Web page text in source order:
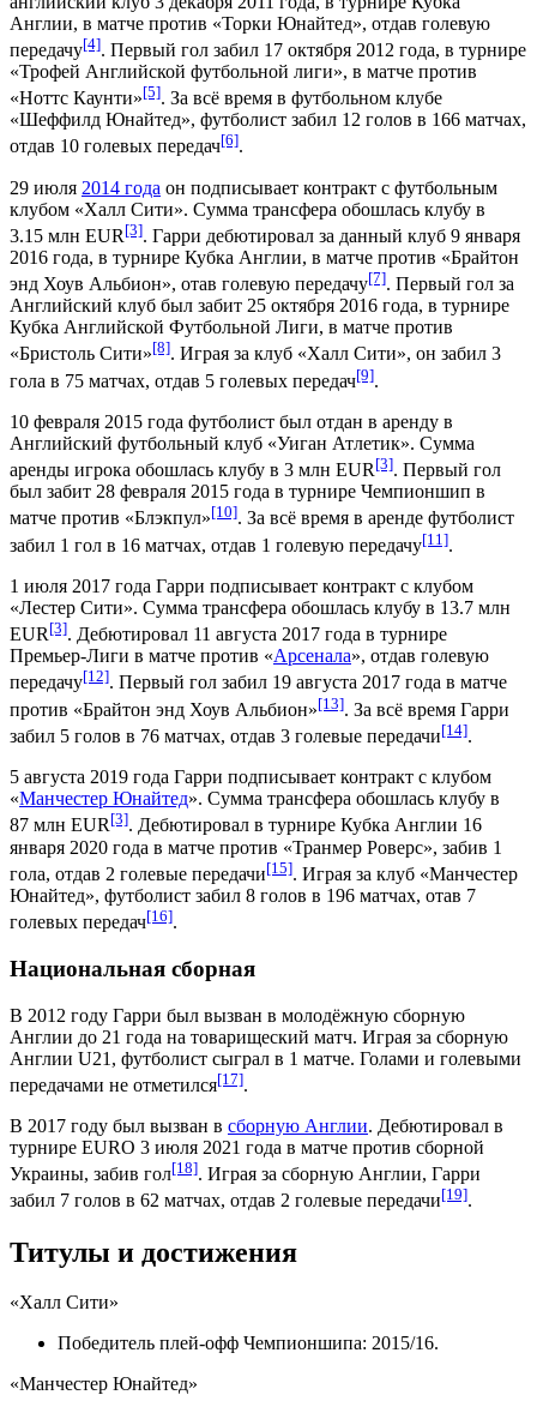
Англии, в матче против «Торки Юнайтед», отдав голевую
передачу[4]. Первый гол забил 17 октября 2012 года, в турнире
«Трофей Английской футбольной лиги», в матче против
«Ноттс Каунти»[5]. За всё время в футбольном клубе
«Шеффилд Юнайтед», футболист забил 12 голов в 166 матчах,
отдав 10 голевых передач[6].
29 июля 2014 года он подписывает контракт с футбольным
клубом «Халл Сити». Сумма трансфера обошлась клубу в
3.15 млн EUR [3]. Гарри дебютировал за данный клуб 9 января
2016 года, в турнире Кубка Англии, в матче против «Брайтон
энд Хоув Альбион», отав голевую передачу[7]. Первый гол за
Английский клуб был забит 25 октября 2016 года, в турнире
Кубка Английской Футбольной Лиги, в матче против
«Бристоль Сити»[8]. Играя за клуб «Халл Сити», он забил 3
гола в 75 матчах, отдав 5 голевых передач[9].
10 февраля 2015 года футболист был отдан в аренду в
Английский футбольный клуб «Уиган Атлетик». Сумма
аренды игрока обошлась клубу в 3 млн EUR [3]. Первый гол
был забит 28 февраля 2015 года в турнире Чемпионшип в
матче против «Блэкпул»[10]. За всё время в аренде футболист
забил 1 гол в 16 матчах, отдав 1 голевую передачу[11].
1 июля 2017 года Гарри подписывает контракт с клубом
«Лестер Сити». Сумма трансфера обошлась клубу в 13.7 млн
EUR [3]. Дебютировал 11 августа 2017 года в турнире
Премьер-Лиги в матче против «Арсенала», отдав голевую
передачу[12]. Первый гол забил 19 августа 2017 года в матче
против «Брайтон энд Хоув Альбион»[13]. За всё время Гарри
забил 5 голов в 76 матчах, отдав 3 голевые передачи[14].
5 августа 2019 года Гарри подписывает контракт с клубом
«Манчестер Юнайтед». Сумма трансфера обошлась клубу в
87 млн EUR[3]. Дебютировал в турнире Кубка Англии 16
января 2020 года в матче против «Транмер Роверс», забив 1
гола, отдав 2 голевые передачи[15]. Играя за клуб «Манчестер
Юнайтед», футболист забил 8 голов в 196 матчах, отав 7
голевых передач[16].
Национальная сборная
В 2012 году Гарри был вызван в молодёжную сборную
Англии до 21 года на товарищеский матч. Играя за сборную
Англии U21, футболист сыграл в 1 матче. Голами и голевыми
передачами не отметился[17].
В 2017 году был вызван в сборную Англии. Дебютировал в
турнире EURO 3 июля 2021 года в матче против сборной
Украины, забив гол[18]. Играя за сборную Англии, Гарри
забил 7 голов в 62 матчах, отдав 2 голевые передачи[19].
Титулы и достижения
«Халл Сити»
Победитель плей-офф Чемпионшипа: 2015/16.
«Манчестер Юнайтед»